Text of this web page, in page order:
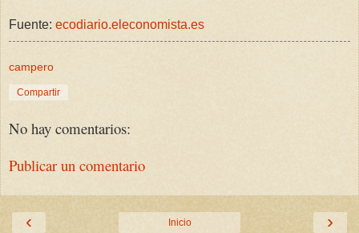
Fuente: ecodiario.eleconomista.es
campero
Compartir
No hay comentarios:
Publicar un comentario
‹ ›
Inicio